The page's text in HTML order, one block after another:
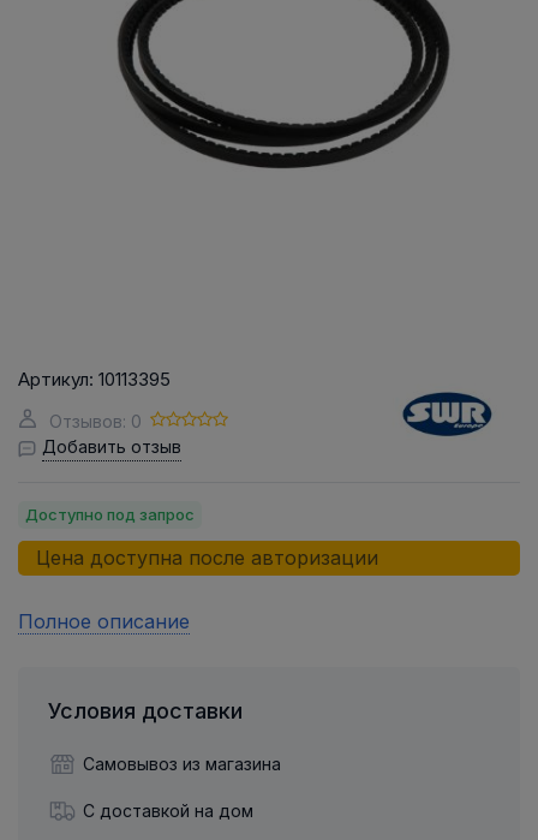
Артикул: 10113395
Отзывов: 0
Добавить отзыв
Доступно под запрос
Цена доступна после авторизации
Полное описание
Условия доставки
Самовывоз из магазина
С доставкой на дом